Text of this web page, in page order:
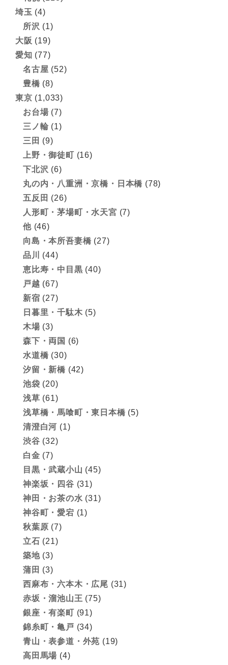
埼玉 (4)
所沢 (1)
大阪 (19)
愛知 (77)
名古屋 (52)
豊橋 (8)
東京 (1,033)
お台場 (7)
三ノ輪 (1)
三田 (9)
上野・御徒町 (16)
下北沢 (6)
丸の内・八重洲・京橋・日本橋 (78)
五反田 (26)
人形町・茅場町・水天宮 (7)
他(46)
向島・本所吾妻橋 (27)
品川
(44)
恵比寿・中目黒 (40)
戸越 (67)
新宿 (27)
日暮里・千駄木 (5)
木場 (3)
森下・両国 (6)
水道橋 (30)
汐留・新橋 (42)
池袋 (20)
浅草 (61)
浅草橋・馬喰町・東日本橋 (5)
清澄白河 (1)
渋谷 (32)
白金 (7)
目黒・武蔵小山 (45)
神楽坂・四谷 (31)
神田・お茶の水 (31)
神谷町・愛宕 (1)
秋葉原 (7)
立石 (21)
築地(3)
蒲田 (3)
西麻布・六本木・広尾 (31)
赤坂・溜池山王 (75)
銀座・有楽町 (91)
錦糸町・亀戸 (34)
青山・表参道・外苑 (19)
高田馬場 (4)